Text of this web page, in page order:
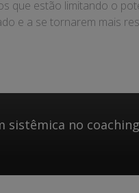
que estão limitando o
e a se tornarem mais
sistêmica no